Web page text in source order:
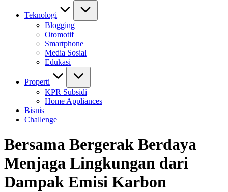
Teknologi
Blogging
Otomotif
Smartphone
Media Sosial
Edukasi
Properti
KPR Subsidi
Home Appliances
Bisnis
Challenge
Bersama Bergerak Berdaya
Menjaga Lingkungan dari
Dampak Emisi Karbon